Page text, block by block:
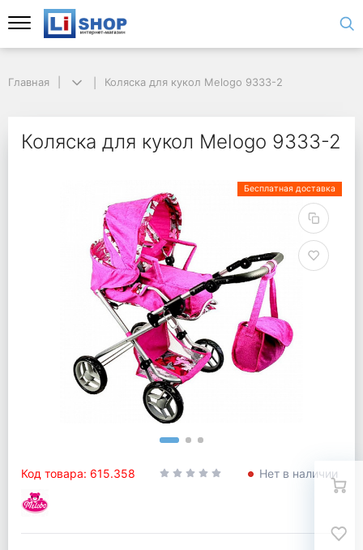
Главная Коляска для кукол Melogo 9333-2
Коляска для кукол Melogo 9333-2
Бесплатная доставка
Код товара: 615.358 Нет в наличии